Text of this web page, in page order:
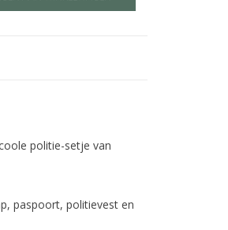
politie-setje van
paspoort, politievest en